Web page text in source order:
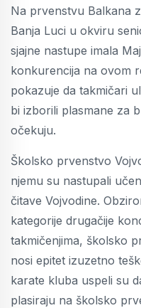
Na prvenstvu Balkana
Banja Luci u okviru
sjajne nastupe imala
konkurencija na ovom
pokazuje da takmičari
bi izborili plasmane za
očekuju.
Školsko prvenstvo
njemu su nastupali
čitave Vojvodine.
kategorije drugačije
takmičenjima, školsko
nosi epitet izuzetno
karate kluba uspeli su
plasiraju na školsko